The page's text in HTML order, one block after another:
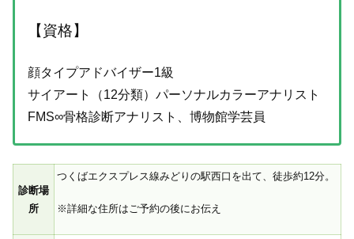
【資格】
顔タイプアドバイザー1級
サイアート（12分類）パーソナルカラーアナリスト
FMS∞骨格診断アナリスト、博物館学芸員
診断場
所
つくばエクスプレス線みどりの駅西口を出て、徒歩約12分。
※詳細な住所はご予約の後にお伝え